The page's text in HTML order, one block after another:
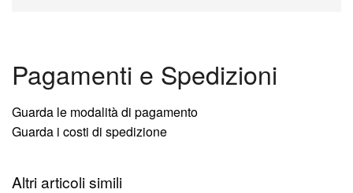
Pagamenti e Spedizioni
Guarda le modalità di pagamento
Guarda i costi di spedizione
Altri articoli simili